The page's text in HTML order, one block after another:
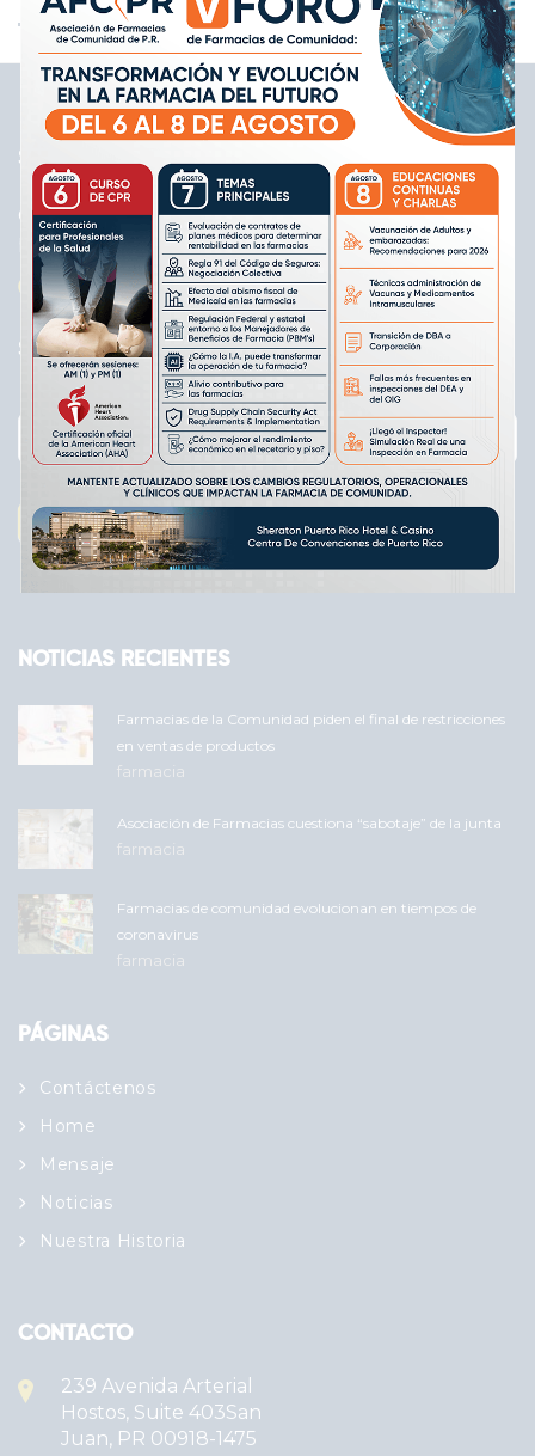
SOBRE NOSOTROS
Creada con el propósito de educar a sus miembros
para mejorar el servicio farmacéutico a los pacientes
SUBSCRÍBASE
Subscribe
Email
Enviar
NOTICIAS RECIENTES
Farmacias de la Comunidad piden el final de restricciones
en ventas de productos
farmacia
Asociación de Farmacias cuestiona “sabotaje” de la junta
farmacia
Farmacias de comunidad evolucionan en tiempos de
coronavirus
farmacia
PÁGINAS
Contáctenos
Home
Mensaje
Noticias
Nuestra Historia
CONTACTO
239 Avenida Arterial
Hostos, Suite 403San
Juan, PR 00918-1475